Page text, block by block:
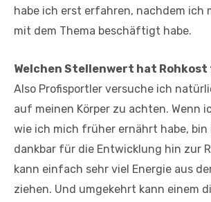
habe ich erst erfahren, nachdem ich
mit dem Thema beschäftigt habe.
Welchen Stellenwert hat
Also Profisportler versuche ich
auf meinen Körper zu achten. Wenn
wie ich mich früher ernährt habe, bin
dankbar für die Entwicklung hin zur
kann einfach sehr viel Energie aus
ziehen. Und umgekehrt kann einem